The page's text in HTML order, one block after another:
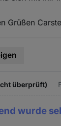
Grüßen
überprüft)
wurde